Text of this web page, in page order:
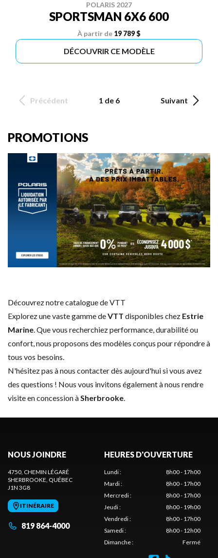
POLARIS 2027
SPORTSMAN 6X6 600
À partir de 19 789 $
DÉCOUVRIR CE MODÈLE
Précédent 1 de 6 Suivant
PROMOTIONS
Découvrez notre catalogue de VTT
Explorez une vaste gamme deVTT disponibles chez Estrie
Marine. Que vous recherchiez performance, durabilité ou
confort, nous proposons des modèles conçus pour répondre à
tous vos besoins.
N'hésitez pas ànous contacterdès aujourd'hui si vous avez
des questions ! Nous vous invitons également à nous rendre
visite en concession àSherbrooke.
NOUS JOINDRE
4750, CHEMIN LÉGARÉ
SHERBROOKE, QUÉBEC
J1N 3G8
ITINÉRAIRE
819 864-4000
HEURES D'OUVERTURE
Lundi:
8h00 - 17h00
Mardi:
8h00 - 17h00
Mercredi:
8h00 - 17h00
Jeudi:
8h00 - 19h00
Vendredi:
8h00 - 17h00
Samedi:
8h00 - 12h00
Dimanche: Fermé